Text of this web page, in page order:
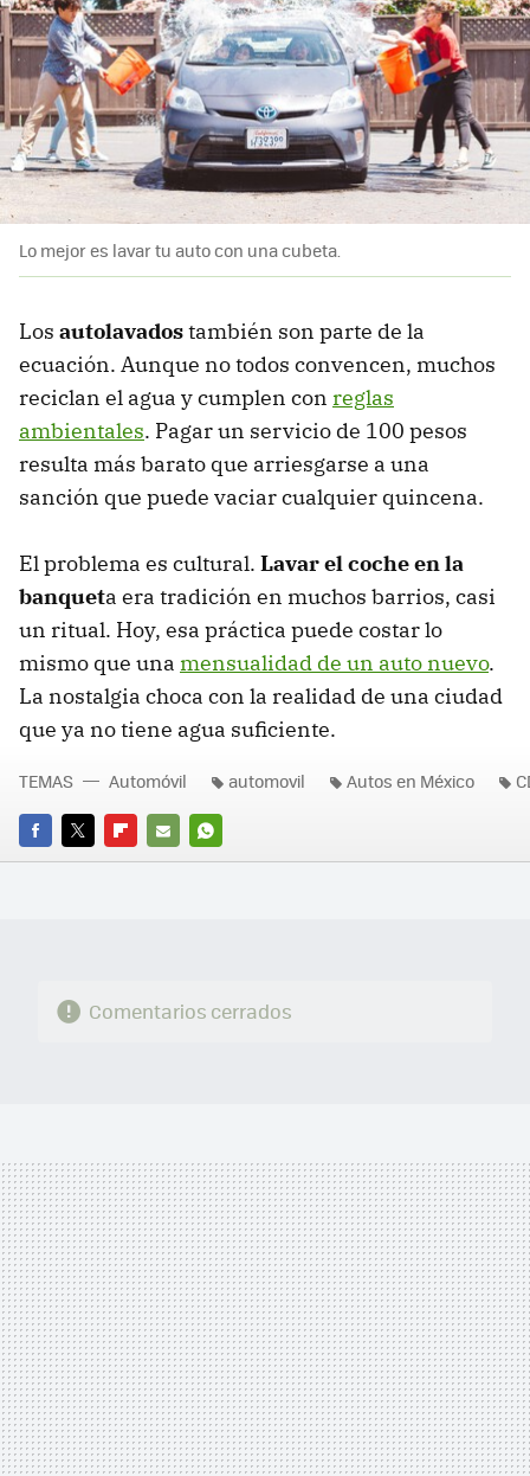
Lo mejor es lavar tu auto con una cubeta.
Los autolavadostambién son parte de la
ecuación. Aunque no todos convencen, muchos
reciclan el agua y cumplen con reglas
ambientales. Pagar un servicio de 100 pesos
resulta más barato que arriesgarse a una
sanción que puede vaciar cualquier quincena.
El problema es cultural. Lavar el coche en la
banqueta era tradición en muchos barrios, casi
un ritual. Hoy, esa práctica puede costar lo
mismo que una mensualidad de un auto nuevo.
La nostalgia choca con la realidad de una ciudad
que ya no tiene agua suficiente.
FACEBOOK
TWITTERFLIPBOARD
E-
WHATSAPP
TEMAS Automóvil automovil Autos en México
Comentarios cerrados